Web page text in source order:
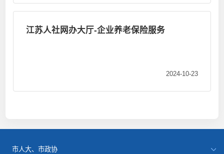
江苏人社网办大厅-企业养老保险服务
2024-10-23
市人大、市政协